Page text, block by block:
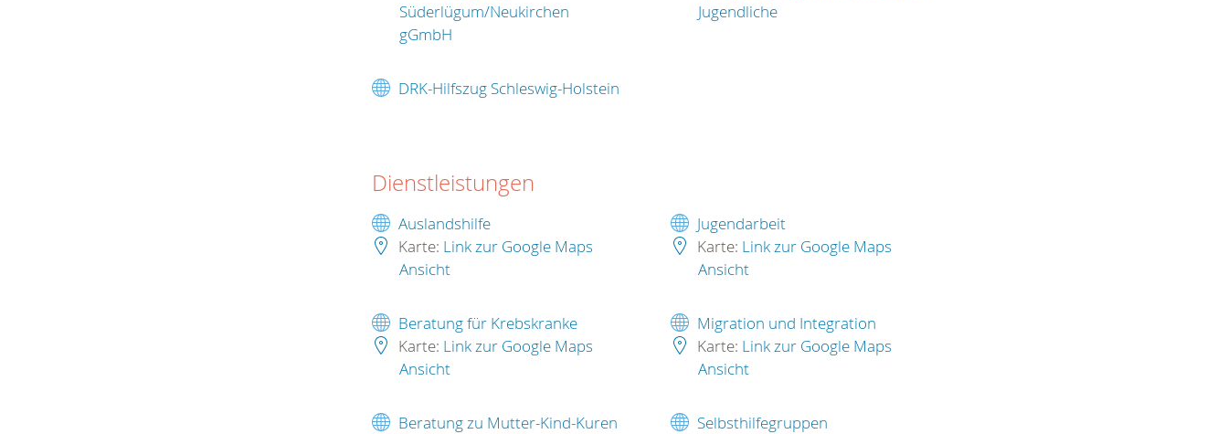
Süderlügum/Neukirchen
gGmbH
DRK-Hilfszug Schleswig-Holstein
Jugendliche
Dienstleistungen
Auslandshilfe
Karte: Link zur Google Maps
Ansicht
Beratung für Krebskranke
Karte: Link zur Google Maps
Ansicht
Beratung zu Mutter-Kind-Kuren
Jugendarbeit
Karte: Link zur Google Maps
Ansicht
Migration und Integration
Karte: Link zur Google Maps
Ansicht
Selbsthilfegruppen